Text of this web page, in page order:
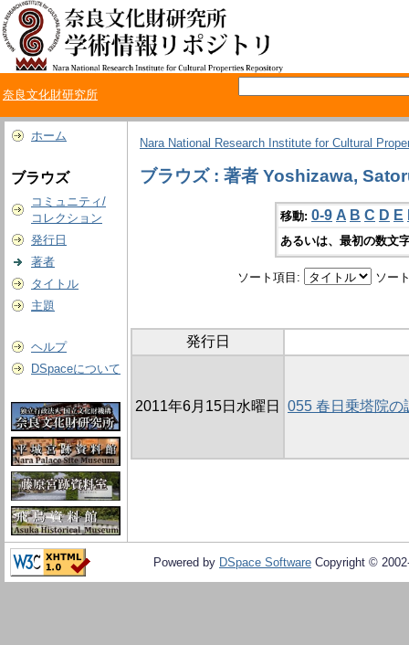
奈良文化財研究所
ホーム
ブラウズ
コミュニティ/
コレクション
発行日
著者
タイトル
主題
ヘルプ
DSpaceについて
Nara National Research Institute for Cultural
ブラウズ : 著者 Yoshizawa,
移動: 0-9 A B C D E
あるいは、最初の数文
ソート項目: ソー
発行日
2011年6月15日水曜日 055 春日乗塔院の
Powered by DSpace Software Copyright ©